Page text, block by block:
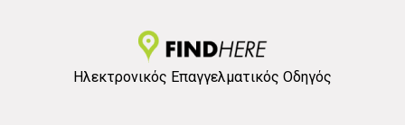
Ηλεκτρονικός Επαγγελματικός Οδηγός